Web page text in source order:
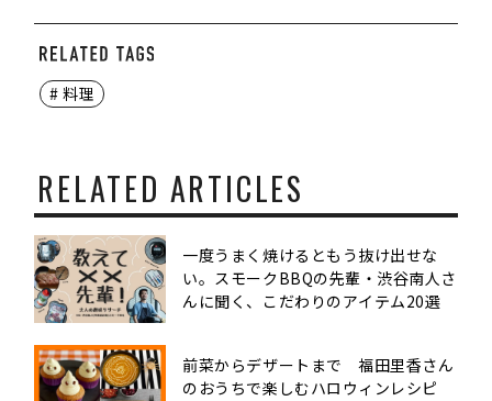
# 料理
RELATED ARTICLES
一度うまく焼けるともう抜け出せな
い。スモークBBQの先輩・渋谷南人さ
んに聞く、こだわりのアイテム20選
前菜からデザートまで 福田里香さん
のおうちで楽しむハロウィンレシピ